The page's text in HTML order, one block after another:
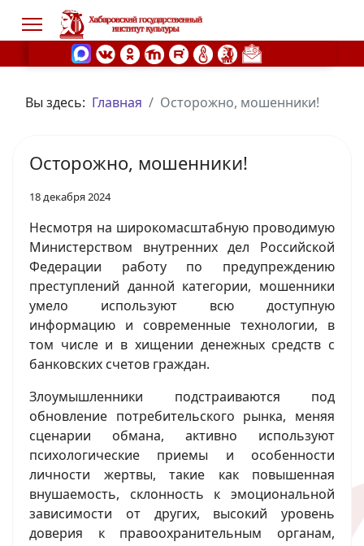
Вы здесь: Главная Осторожно, мошенники!
Осторожно, мошенники!
18 декабря 2024
Несмотря на широкомасштабную проводимую
Министерством внутренних дел Российской
Федерации работу по предупреждению
преступлений данной категории, мошенники
умело используют всю доступную
информацию и современные технологии, в
том числе и в хищении денежных средств с
банковских счетов граждан.
Злоумышленники подстраиваются под
обновление потребительского рынка, меняя
сценарии обмана, активно используют
психологические приемы и особенности
личности жертвы, такие как повышенная
внушаемость, склонность к эмоциональной
зависимости от других, высокий уровень
доверия к правоохранительным органам,